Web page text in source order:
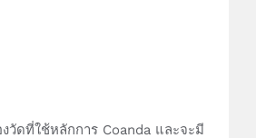
วัดที่ใช้หลักการ Coanda และจะมี